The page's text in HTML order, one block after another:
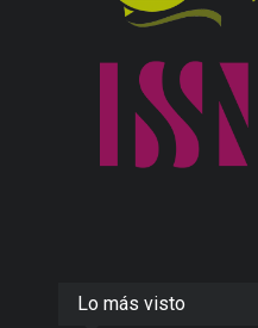
Lo más visto